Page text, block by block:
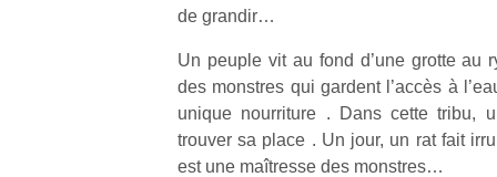
de grandir…
Un peuple vit au fond d’une grotte au
des monstres qui gardent l’accès à
unique nourriture . Dans cette tribu,
trouver sa place . Un jour, un rat fait
est une maîtresse des monstres…